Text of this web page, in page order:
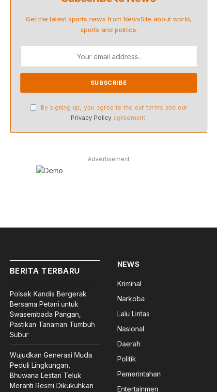
Get the latest sports news from NewsSite about world,
sports and politics.
By signing up, you agree to the our terms and our
Privacy Policy agreement.
Advertisement
BERITA TERBARU
Polsek Kandis Bergerak
Bersama Petani untuk
Swasembada Pangan,
Pastikan Tanaman Tumbuh
Subur
Wujudkan Generasi Muda
Peduli Lingkungan,
Bhuwana Lestari Teluk
Meranti Resmi Dikukuhkan
NEWS
Kriminal
Narkoba
Lalu Lintas
Nasional
Daerah
Politik
Pemerintahan
Entertainmen